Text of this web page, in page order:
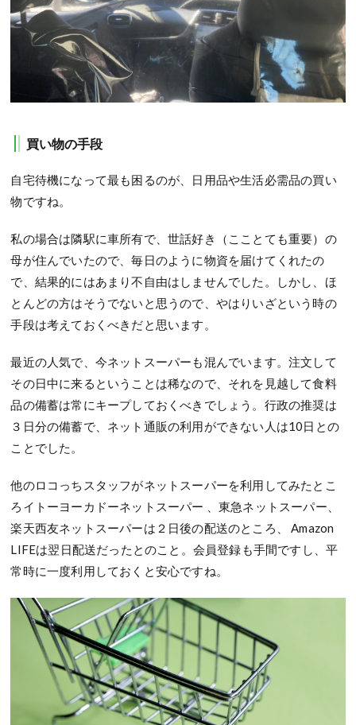
買い物の手段
自宅待機になって最も困るのが、日用品や生活必需品の買い
物ですね。
私の場合は隣駅に車所有で、世話好き（こことても重要）の
母が住んでいたので、毎日のように物資を届けてくれたの
で、結果的にはあまり不自由はしませんでした。しかし、ほ
とんどの方はそうでないと思うので、やはりいざという時の
手段は考えておくべきだと思います。
最近の人気で、今ネットスーパーも混んでいます。注文して
その日中に来るということは稀なので、それを見越して食料
品の備蓄は常にキープしておくべきでしょう。行政の推奨は
３日分の備蓄で、ネット通販の利用ができない人は10日との
ことでした。
他のロコっちスタッフがネットスーパーを利用してみたとこ
ろイトーヨーカドーネットスーパー 、東急ネットスーパー、
楽天西友ネットスーパーは２日後の配送のところ、 Amazon
LIFEは翌日配送だったとのこと。会員登録も手間ですし、平
常時に一度利用しておくと安心ですね。